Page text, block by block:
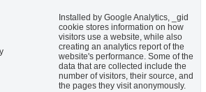
Installed by Google Analytics, _gid
cookie stores information on how
visitors use a website, while also
creating an analytics report of the
website's performance. Some of the
data that are collected include the
number of visitors, their source, and
the pages they visit anonymously.